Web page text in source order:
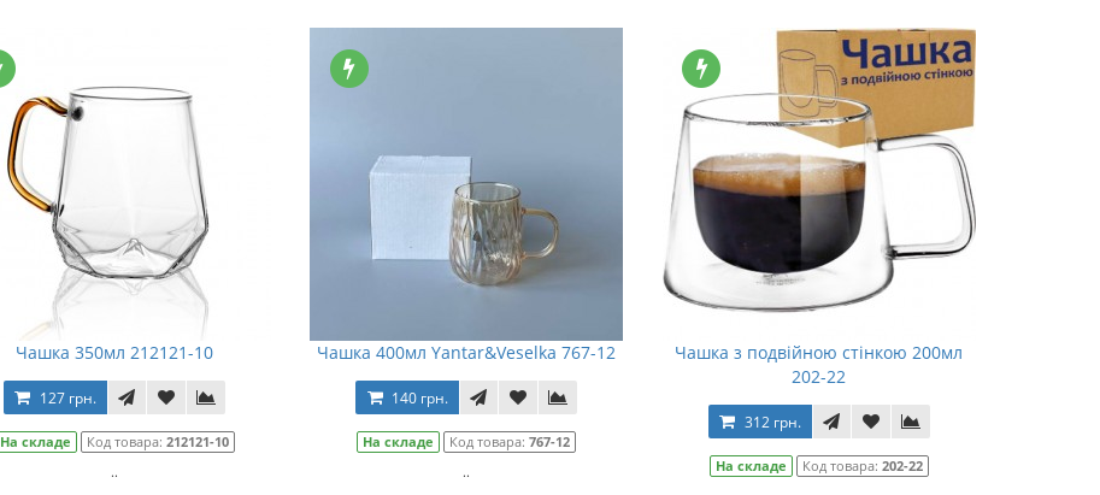
Чашка 350мл 212121-10
127 грн.
На складе Код товара: 212121-10
..
Чашка 400мл Yantar&Veselka 767-12
140 грн.
На складе Код товара:767-12
..
Чашка з подвійною стінкою 200мл
202-22
312 грн.
На складе Код товара: 202-22